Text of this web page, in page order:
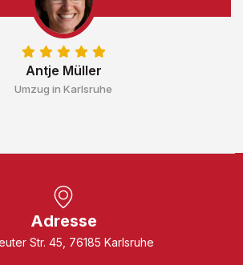
Antje Müller
Umzug in Karlsruhe
Adresse
Str. 45, 76185 Karlsruhe